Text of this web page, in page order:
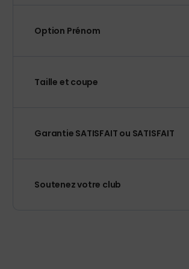
Option Prénom
Taille et coupe
Garantie SATISFAIT ou SATISFAIT
Soutenez votre club